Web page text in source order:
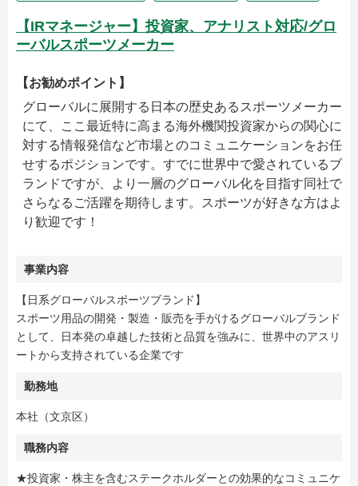
【IRマネージャー】投資家、アナリスト対応/グロ
ーバルスポーツメーカー
【お勧めポイント】
グローバルに展開する日本の歴史あるスポーツメーカー
にて、ここ最近特に高まる海外機関投資家からの関心に
対する情報発信など市場とのコミュニケーションをお任
せするポジションです。すでに世界中で愛されているブ
ランドですが、より一層のグローバル化を目指す同社で
さらなるご活躍を期待します。スポーツが好きな方はよ
り歓迎です！
事業内容
【日系グローバルスポーツブランド】
スポーツ用品の開発・製造・販売を手がけるグローバルブランド
として、日本発の卓越した技術と品質を強みに、世界中のアスリ
ートから支持されている企業です
勤務地
本社（文京区）
職務内容
★投資家・株主を含むステークホルダーとの効果的なコミュニケ